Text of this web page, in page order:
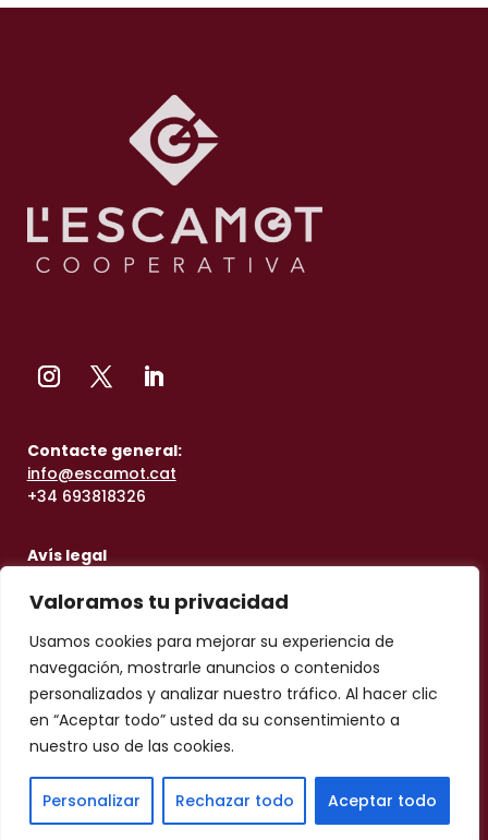
Valoramos tu privacidad
Usamos cookies para mejorar su experiencia de
navegación, mostrarle anuncios o contenidos
personalizados y analizar nuestro tráfico. Al hacer clic
en “Aceptar todo” usted da su consentimiento a
nuestro uso de las cookies.
Personalizar Rechazar todo Aceptar todo
Contacte general:
info@escamot.cat
+34 693818326
Avís legal
taller@escamot.cat
613250460